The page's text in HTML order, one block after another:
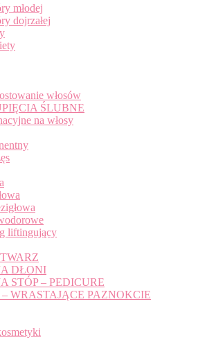
młodej
dojrzałej
włosów
ŚLUBNE
na włosy
liftingujący
DŁONI
STÓP – PEDICURE
WRASTAJĄCE PAZNOKCIE